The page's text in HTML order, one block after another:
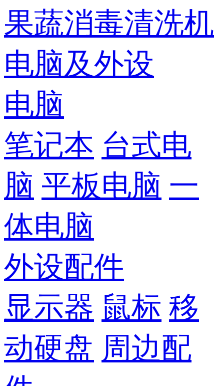
果蔬消毒清洗机
电脑及外设
电脑
笔记本 台式电
脑 平板电脑 一
体电脑
外设配件
显示器 鼠标 移
动硬盘 周边配